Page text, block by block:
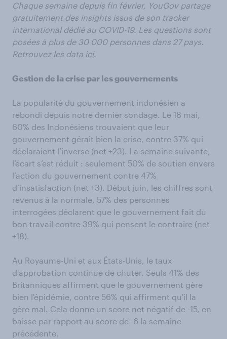
Chaque semaine depuis fin février, YouGov partage
gratuitement des insights issus de son tracker
international dédié au COVID-19. Les questions sont
posées à plus de 30 000 personnes dans 27 pays.
Retrouvez les data ici.
Gestion de la crise par les gouvernements
La popularité du gouvernement indonésien a
rebondi depuis notre dernier sondage. Le 18 mai,
60% des Indonésiens trouvaient que leur
gouvernement gérait bien la crise, contre 37% qui
déclaraient l’inverse (net +23). La semaine suivante,
l’écart s’est réduit : seulement 50% de soutien envers
l’action du gouvernement contre 47%
d’insatisfaction (net +3). Début juin, les chiffres sont
revenus à la normale, 57% des personnes
interrogées déclarent que le gouvernement fait du
bon travail contre 39% qui pensent le contraire (net
+18).
Au Royaume-Uni et aux États-Unis, le taux
d'approbation continue de chuter. Seuls 41% des
Britanniques affirment que le gouvernement gère
bien l'épidémie, contre 56% qui affirment qu'il la
gère mal. Cela donne un score net négatif de -15, en
baisse par rapport au score de -6 la semaine
précédente.